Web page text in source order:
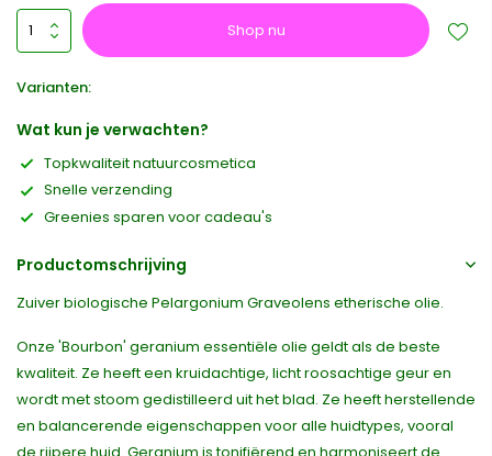
Shop nu
Varianten:
Wat kun je verwachten?
Topkwaliteit natuurcosmetica
Snelle verzending
Greenies sparen voor cadeau's
Productomschrijving
Zuiver biologische Pelargonium Graveolens etherische olie.
Onze 'Bourbon' geranium essentiële olie geldt als de beste
kwaliteit. Ze heeft een kruidachtige, licht roosachtige geur en
wordt met stoom gedistilleerd uit het blad. Ze heeft herstellende
en balancerende eigenschappen voor alle huidtypes, vooral